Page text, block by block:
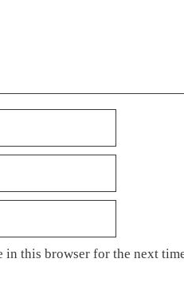
in this browser for the next